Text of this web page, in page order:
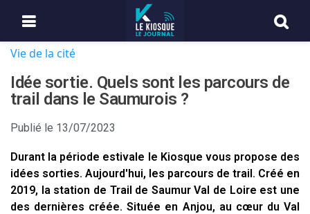
Vie de la cité
Idée sortie. Quels sont les parcours de
trail dans le Saumurois ?
Publié le 13/07/2023
Durant la période estivale le Kiosque vous propose des
idées sorties. Aujourd'hui, les parcours de trail. Créé en
2019, la station de Trail de Saumur Val de Loire est une
des dernières créée. Située en Anjou, au cœur du Val